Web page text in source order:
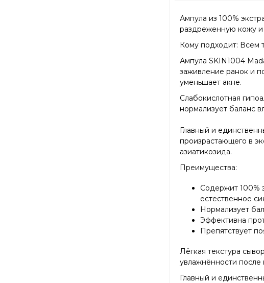
Ампула из 100%
раздреженную кожу и
Кому подходит: Всем
Ампула SKIN1004
заживление ранок и
уменьшает акне.
Слабокислотная
нормализует баланс
Главный и
произрастающего в
азиатикозида.
Преимущества:
Содержит 100%
естественное
Нормализует
Эффективна
Препятствует
Лёгкая текстура
увлажнённости после
Главный и